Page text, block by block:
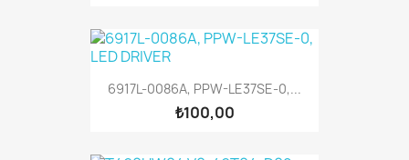
6917L-0086A, PPW-LE37SE-0,...
₺100,00